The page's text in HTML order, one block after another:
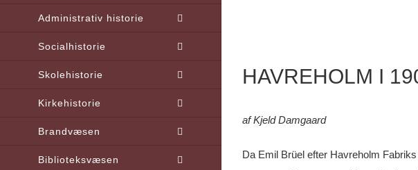
Administrativ historie
Socialhistorie
Skolehistorie
Kirkehistorie
Brandvæsen
Biblioteksvæsen
HAVREHOLM I
af Kjeld Damgaard
Da Emil Brüel efter Havreholm